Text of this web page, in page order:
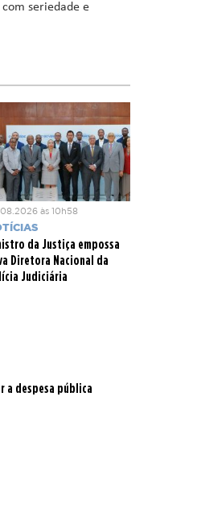
seriedade e
às 10h58
da Justiça empossa
Diretora Nacional da
Judiciária
a despesa pública